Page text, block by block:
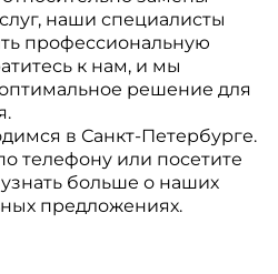
наши специалисты
профессиональную
к нам, и мы
решение для
в Санкт-Петербурге.
телефону или посетите
больше о наших
предложениях.